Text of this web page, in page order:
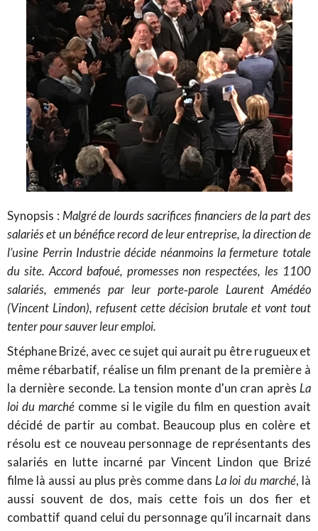
Synopsis : Malgré de lourds sacrifices financiers de la part des
salariés et un bénéfice record de leur entreprise, la direction de
l’usine Perrin Industrie décide néanmoins la fermeture totale
du site. Accord bafoué, promesses non respectées, les 1100
salariés, emmenés par leur porte‑parole Laurent Amédéo
(Vincent Lindon), refusent cette décision brutale et vont tout
tenter pour sauver leur emploi.
Stéphane Brizé, avec ce sujet qui aurait pu être rugueux et
même rébarbatif, réalise un film prenant de la première à
la dernière seconde. La tension monte d'un cran après La
loi du marchécomme si le vigile du film en question avait
décidé de partir au combat. Beaucoup plus en colère et
résolu est ce nouveau personnage de représentants des
salariés en lutte incarné par Vincent Lindon que Brizé
filme là aussi au plus près comme dansLa loi du marché, là
aussi souvent de dos, mais cette fois un dos fier et
combattif quand celui du personnage qu’il incarnait dans